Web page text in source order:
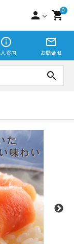
person 0
shopping_cart
info_outline
案内
mail_outline
お問合せ
search